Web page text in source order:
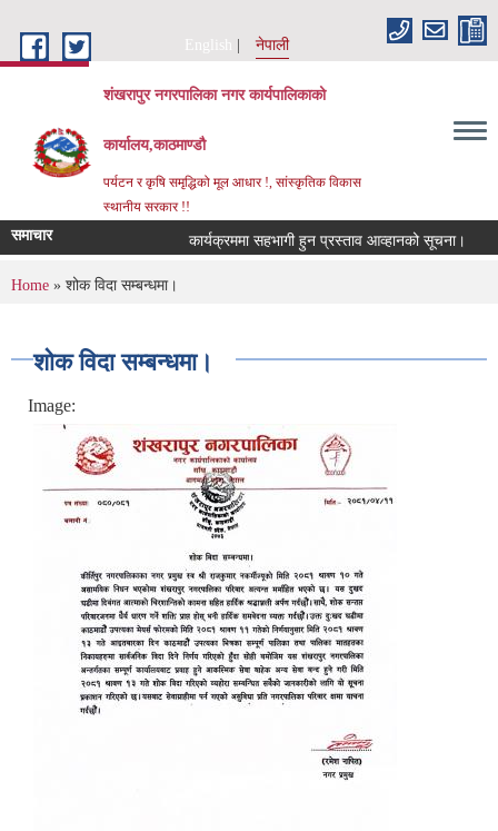
English
नेपाली
शंखरापुर नगरपालिका नगर कार्यपालिकाको
कार्यालय,काठमाण्डौ
पर्यटन र कृषि समृद्धिको मूल आधार !, सांस्कृतिक विकास
स्थानीय सरकार !!
समाचार कार्यक्रममा सहभागी हुन प्रस्ताव आव्हानको सूचना।
You are here
Home » शोक विदा सम्बन्धमा।
शोक विदा सम्बन्धमा।
Image: